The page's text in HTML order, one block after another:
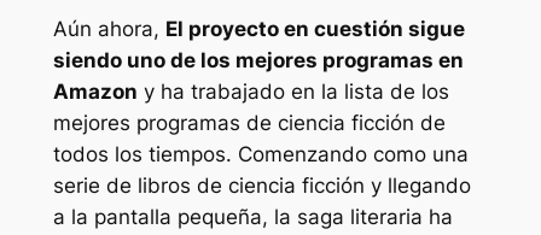
Aún ahora, El proyecto en cuestión sigue
siendo uno de los mejores programas en
Amazon y ha trabajado en la lista de los
mejores programas de ciencia ficción de
todos los tiempos. Comenzando como una
serie de libros de ciencia ficción y llegando
a la pantalla pequeña, la saga literaria ha